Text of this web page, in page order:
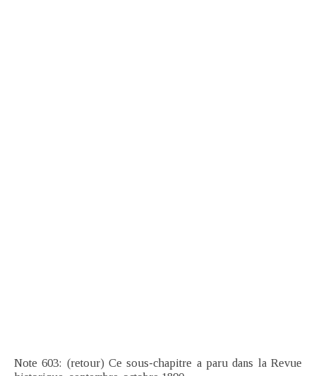
Note 603: (retour) Ce sous-chapitre a paru dans la Revue